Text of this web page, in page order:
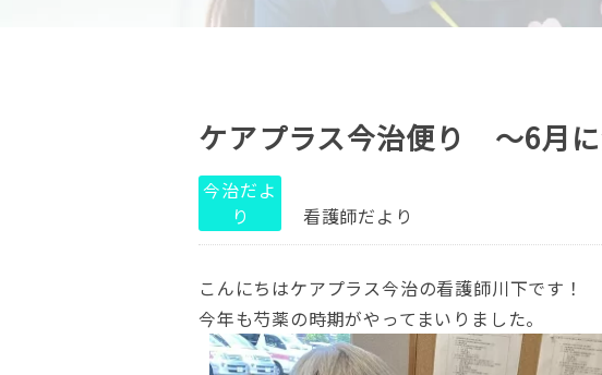
ケアプラス今治便り ～6月
今治だよ
り
看護師だより
こんにちはケアプラス今治の看護師川下です！
今年も芍薬の時期がやってまいりました。